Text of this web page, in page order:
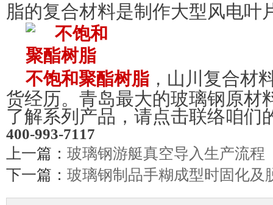
脂的复合材料是制作大型风电叶
不饱和聚酯树脂 ， 山川复合材
货经历。青岛最大的玻璃钢原材
了解系列产品，请点击联络咱们
400-993-7117
上一篇： 玻璃钢游艇真空导入生产流程
下一篇： 玻璃钢制品手糊成型时固化及